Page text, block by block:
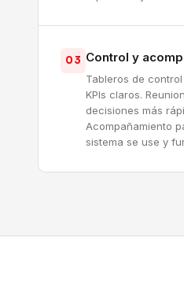
03 Control y
Tableros de
KPIs claros.
decisiones más
Acompañamiento
sistema se use y